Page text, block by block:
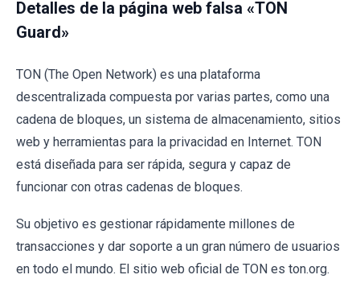
Detalles de la página web falsa «TON
Guard»
TON (The Open Network) es una plataforma
descentralizada compuesta por varias partes, como una
cadena de bloques, un sistema de almacenamiento, sitios
web y herramientas para la privacidad en Internet. TON
está diseñada para ser rápida, segura y capaz de
funcionar con otras cadenas de bloques.
Su objetivo es gestionar rápidamente millones de
transacciones y dar soporte a un gran número de usuarios
en todo el mundo. El sitio web oficial de TON es ton.org.